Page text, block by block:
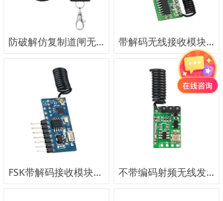
防破解仿复制道闸无线遥控接收盒 AK-R250905 带解码无线接收模块 AK-R06B
FSK带解码接收模块滚动码 AK-R230508 不带编码射频无线发射模块 AK-T241208